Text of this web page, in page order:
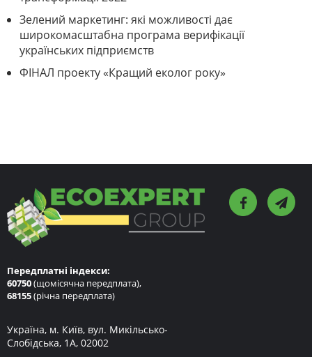
Зелений маркетинг: які можливості дає
широкомасштабна програма верифікації
українських підприємств
ФІНАЛ проекту «Кращий еколог року»
Передплатні індекси:
60750(щомісячна передплата),
68155(річна передплата)
Україна, м. Київ, вул. Микільсько-
Слобідська, 1А, 02002